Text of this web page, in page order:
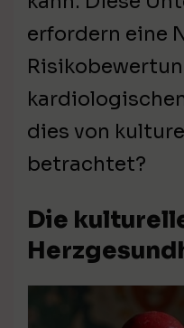
erfordern eine
dies von
betrachtet?
Die